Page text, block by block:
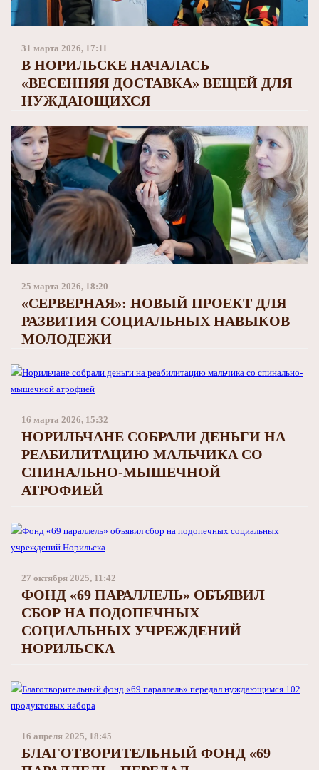
Заполярный театр драмы
31 марта 2026, 17:11
В НОРИЛЬСКЕ НАЧАЛАСЬ
«ВЕСЕННЯЯ ДОСТАВКА» ВЕЩЕЙ ДЛЯ
НУЖДАЮЩИХСЯ
25 марта 2026, 18:20
«СЕРВЕРНАЯ»: НОВЫЙ ПРОЕКТ ДЛЯ
РАЗВИТИЯ СОЦИАЛЬНЫХ НАВЫКОВ
МОЛОДЕЖИ
16 марта 2026, 15:32
НОРИЛЬЧАНЕ СОБРАЛИ ДЕНЬГИ НА
РЕАБИЛИТАЦИЮ МАЛЬЧИКА СО
СПИНАЛЬНО-МЫШЕЧНОЙ
АТРОФИЕЙ
27 октября 2025, 11:42
ФОНД «69 ПАРАЛЛЕЛЬ» ОБЪЯВИЛ
СБОР НА ПОДОПЕЧНЫХ
СОЦИАЛЬНЫХ УЧРЕЖДЕНИЙ
НОРИЛЬСКА
16 апреля 2025, 18:45
БЛАГОТВОРИТЕЛЬНЫЙ ФОНД «69